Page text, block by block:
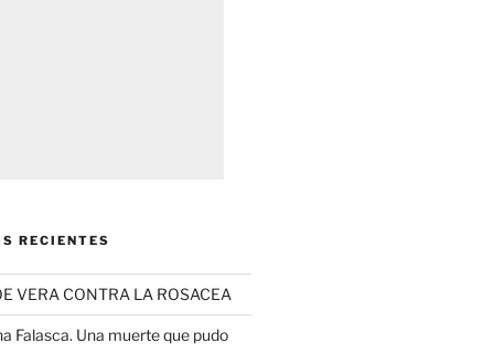
RECIENTES
VERA CONTRA LA ROSACEA
Falasca. Una muerte que pudo